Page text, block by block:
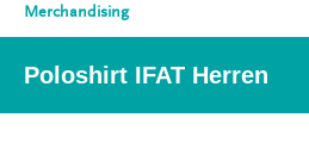
Merchandising
Poloshirt IFAT Herren